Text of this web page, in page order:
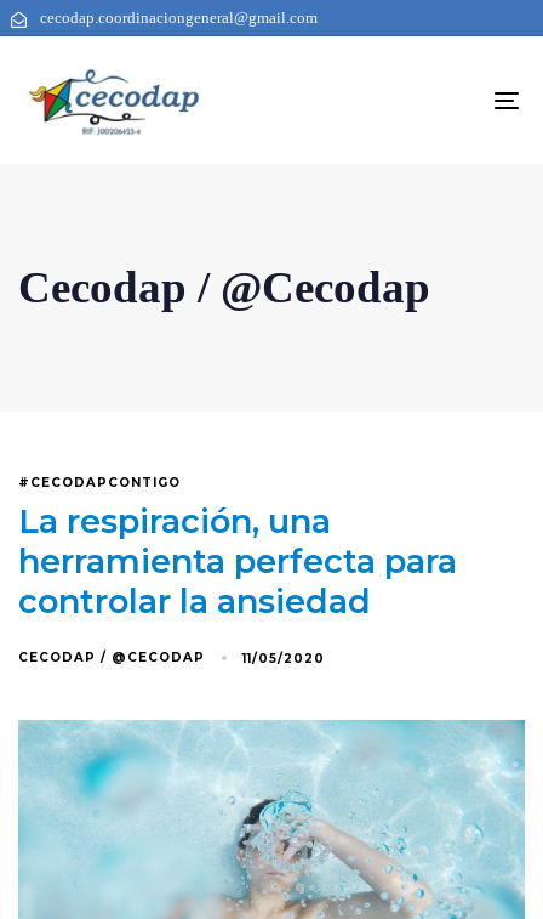
cecodap.coordinaciongeneral@gmail.com
Cecodap / @Cecodap
#CECODAPCONTIGO
La respiración, una
herramienta perfecta para
controlar la ansiedad
CECODAP / @CECODAP 11/05/2020